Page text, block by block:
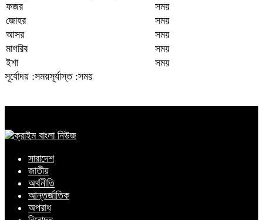
ফজর
সময়
জোহর
সময়
আসর
সময়
মাগরিব
সময়
ইশা
সময়
সূর্যোদয় :সময়সূর্যাস্ত :সময়
সারাদেশ
জাতীয়
অর্থনীতি
আন্তর্জাতিক
অপরাধ